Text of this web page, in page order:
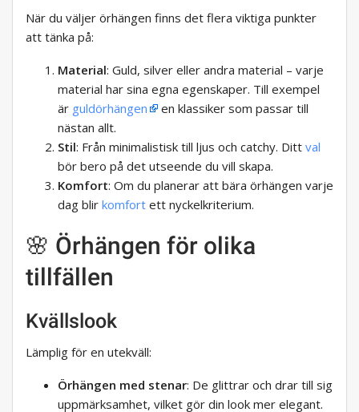
När du väljer örhängen finns det flera viktiga punkter
att tänka på:
Material: Guld, silver eller andra material – varje
material har sina egna egenskaper. Till exempel
är guldörhängen
en klassiker som passar till
nästan allt.
Stil: Från minimalistisk till ljus och catchy. Ditt val
bör bero på det utseende du vill skapa.
Komfort: Om du planerar att bära örhängen varje
dag blir komfort ett nyckelkriterium.
🌸 Örhängen för olika
tillfällen
Kvällslook
Lämplig för en utekväll:
Örhängen med stenar: De glittrar och drar till sig
uppmärksamhet, vilket gör din look mer elegant.